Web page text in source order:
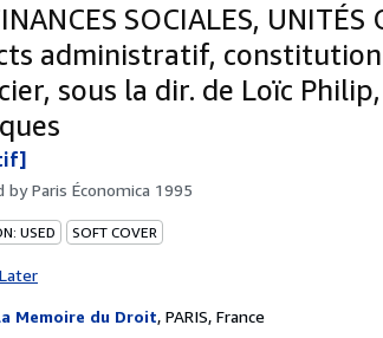
SOCIALES, UNITÉS
administratif,
sous la dir. de Loïc
byParis Économica 1995
USED SOFT COVER
Memoire du Droit, PARIS, France